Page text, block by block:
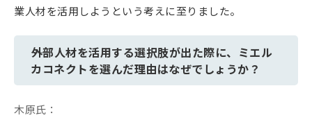
業人材を活用しようという考えに至りました。
――外部人材を活用する選択肢が出た際に、ミエル
カコネクトを選んだ理由はなぜでしょうか？
木原氏：